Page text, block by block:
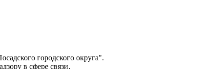
городского округа".
в сфере связи,